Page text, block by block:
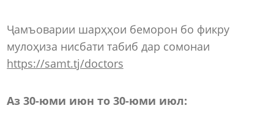
Ҷамъоварии шарҳҳои беморон бо фикру
мулоҳиза нисбати табиб дар сомонаи
https://samt.tj/doctors
Аз 30-юми июн то 30-юми июл: